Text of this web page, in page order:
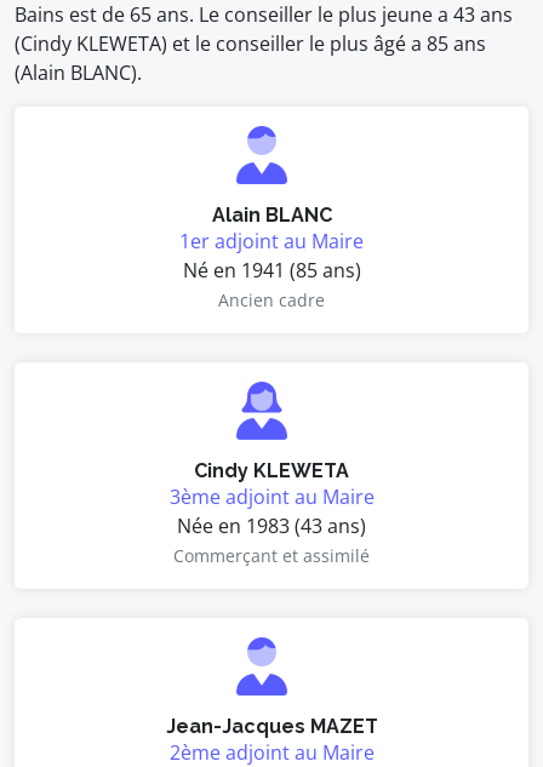
Bains est de 65 ans. Le conseiller le plus jeune a 43 ans
(Cindy KLEWETA) et le conseiller le plus âgé a 85 ans
(Alain BLANC).
Alain BLANC
1er adjoint au Maire
Né en 1941 (85 ans)
Ancien cadre
Cindy KLEWETA
3ème adjoint au Maire
Née en 1983 (43 ans)
Commerçant et assimilé
Jean-Jacques MAZET
2ème adjoint au Maire